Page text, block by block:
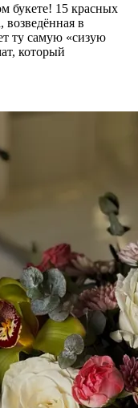
букете! 15 красных
в
ту самую «сизую
который